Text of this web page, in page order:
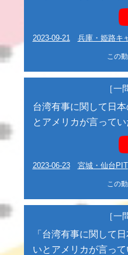
2023-09-21 兵庫・姫路キ
この
［一
台湾有事に関して日
とアメリカが言って
2023-06-23 宮城・仙台PIT
この
［一
「台湾有事に関して
いとアメリカが言っ